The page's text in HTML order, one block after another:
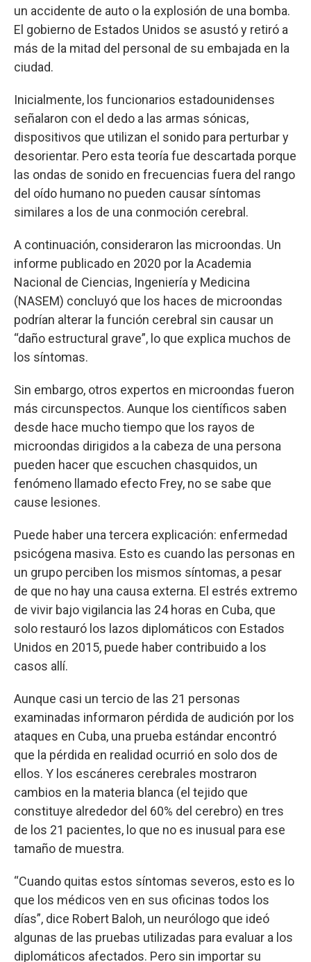
un accidente de auto o la explosión de una bomba.
El gobierno de Estados Unidos se asustó y retiró a
más de la mitad del personal de su embajada en la
ciudad.
Inicialmente, los funcionarios estadounidenses
señalaron con el dedo a las armas sónicas,
dispositivos que utilizan el sonido para perturbar y
desorientar. Pero esta teoría fue descartada porque
las ondas de sonido en frecuencias fuera del rango
del oído humano no pueden causar síntomas
similares a los de una conmoción cerebral.
A continuación, consideraron las microondas. Un
informe publicado en 2020 por la Academia
Nacional de Ciencias, Ingeniería y Medicina
(NASEM) concluyó que los haces de microondas
podrían alterar la función cerebral sin causar un
“daño estructural grave”, lo que explica muchos de
los síntomas.
Sin embargo, otros expertos en microondas fueron
más circunspectos. Aunque los científicos saben
desde hace mucho tiempo que los rayos de
microondas dirigidos a la cabeza de una persona
pueden hacer que escuchen chasquidos, un
fenómeno llamado efecto Frey, no se sabe que
cause lesiones.
Puede haber una tercera explicación: enfermedad
psicógena masiva. Esto es cuando las personas en
un grupo perciben los mismos síntomas, a pesar
de que no hay una causa externa. El estrés extremo
de vivir bajo vigilancia las 24 horas en Cuba, que
solo restauró los lazos diplomáticos con Estados
Unidos en 2015, puede haber contribuido a los
casos allí.
Aunque casi un tercio de las 21 personas
examinadas informaron pérdida de audición por los
ataques en Cuba, una prueba estándar encontró
que la pérdida en realidad ocurrió en solo dos de
ellos. Y los escáneres cerebrales mostraron
cambios en la materia blanca (el tejido que
constituye alrededor del 60% del cerebro) en tres
de los 21 pacientes, lo que no es inusual para ese
tamaño de muestra.
“Cuando quitas estos síntomas severos, esto es lo
que los médicos ven en sus oficinas todos los
días”, dice Robert Baloh, un neurólogo que ideó
algunas de las pruebas utilizadas para evaluar a los
diplomáticos afectados. Pero sin importar su